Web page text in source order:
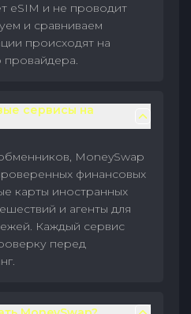
eSIM и не проводит
и сравниваем
происходят на
провайдера.
сервисы на
MoneySwap
финансовых
карты иностранных
и агенты для
Каждый сервис
перед